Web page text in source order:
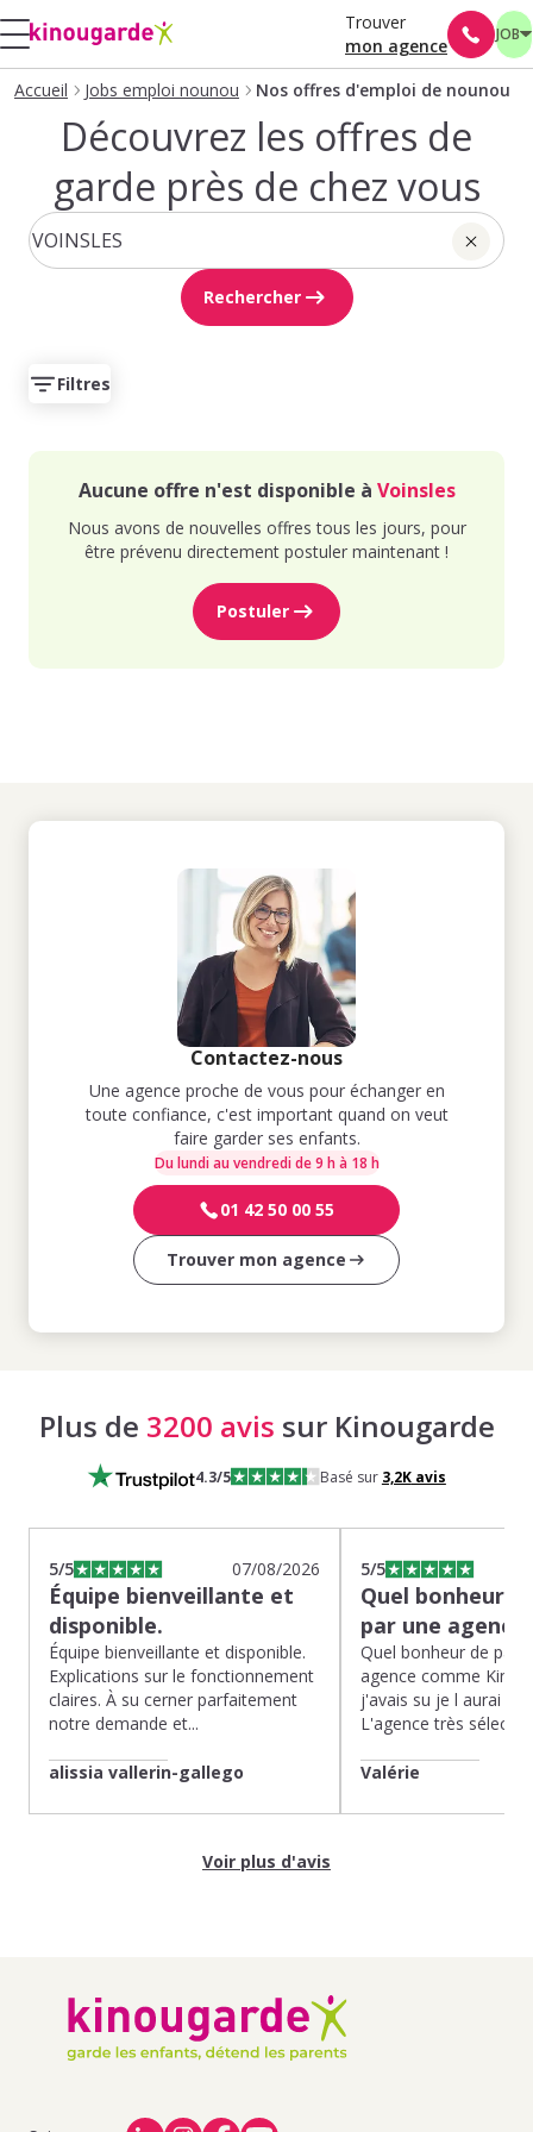
Trouver
mon agence
JOB
Accueil Jobs emploi nounou Nos offres d'emploi de nounou
Découvrez les offres de
garde près de chez vous
Rechercher
Filtres
Aucune offre n'est disponible à Voinsles
Nous avons de nouvelles offres tous les jours, pour
être prévenu directement postuler maintenant !
Postuler
Contactez-nous
Une agence proche de vous pour échanger en
toute confiance, c'est important quand on veut
faire garder ses enfants.
Du lundi au vendredi de 9 h à 18 h
01 42 50 00 55
Trouver mon agence
Plus de 3200 avis sur Kinougarde
4.3/5 Basé sur 3,2Kavis
5/5 07/08/2026
Équipe bienveillante et
disponible.
Équipe bienveillante et disponible.
Explications sur le fonctionnement
claires. À su cerner parfaitement
notre demande et...
alissia vallerin-gallego
5/5
Quel bonheur
par une
Quel bonheur de
agence comme
j'avais su je l aurai
L'agence très
Valérie
Voir plus d'avis